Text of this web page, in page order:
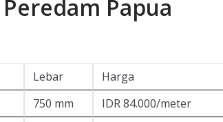
Papua
Lebar
Harga
750 mm
IDR 84.000/meter